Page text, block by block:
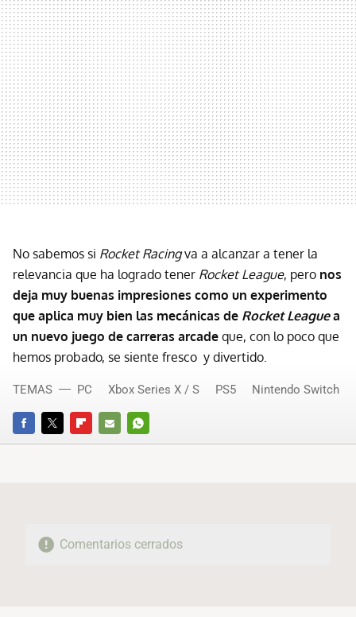
No sabemos si Rocket Racingva a alcanzar a tener la
relevancia que ha logrado tener Rocket League, pero nos
deja muy buenas impresiones como un experimento
que aplica muy bien las mecánicas de Rocket Leaguea
un nuevo juego de carreras arcade que, con lo poco que
hemos probado, se siente fresco y divertido.
FACEBOOKTWITTERFLIPBOARD
E-
WHATSAPP
TEMAS PC Xbox Series X / S PS5 Nintendo Switch
Comentarios cerrados